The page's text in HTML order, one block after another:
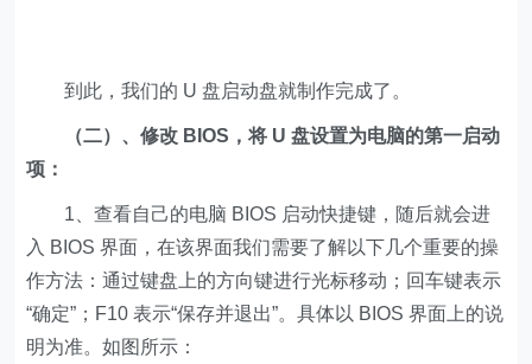
到此，我们的 U 盘启动盘就制作完成了。
（二）、修改 BIOS，将 U 盘设置为电脑的第一启动
项：
1、查看自己的电脑 BIOS 启动快捷键，随后就会进
入 BIOS 界面，在该界面我们需要了解以下几个重要的操
作方法：通过键盘上的方向键进行光标移动；回车键表示
“确定”；F10 表示“保存并退出”。具体以 BIOS 界面上的说
明为准。如图所示：